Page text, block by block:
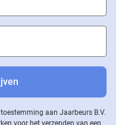
aan Jaarbeurs B.V.
voor het verzenden van een